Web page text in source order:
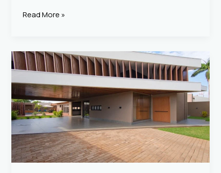
Read More »
Arquiteto
Urbanista
em
Três
Rios,
RJ